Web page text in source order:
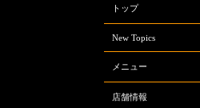
トップ
New Topics
メニュー
店舗情報